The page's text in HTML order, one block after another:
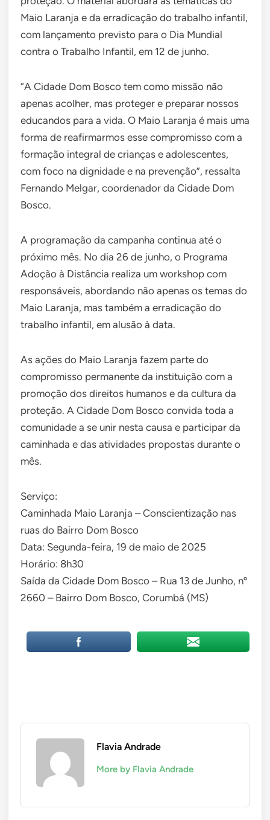
Maio Laranja e da erradicação do trabalho infantil,
com lançamento previsto para o Dia Mundial
contra o Trabalho Infantil, em 12 de junho.
“A Cidade Dom Bosco tem como missão não
apenas acolher, mas proteger e preparar nossos
educandos para a vida. O Maio Laranja é mais uma
forma de reafirmarmos esse compromisso com a
formação integral de crianças e adolescentes,
com foco na dignidade e na prevenção”, ressalta
Fernando Melgar, coordenador da Cidade Dom
Bosco.
A programação da campanha continua até o
próximo mês. No dia 26 de junho, o Programa
Adoção à Distância realiza um workshop com
responsáveis, abordando não apenas os temas do
Maio Laranja, mas também a erradicação do
trabalho infantil, em alusão à data.
As ações do Maio Laranja fazem parte do
compromisso permanente da instituição com a
promoção dos direitos humanos e da cultura da
proteção. A Cidade Dom Bosco convida toda a
comunidade a se unir nesta causa e participar da
caminhada e das atividades propostas durante o
mês.
Serviço:
Caminhada Maio Laranja – Conscientização nas
ruas do Bairro Dom Bosco
Data: Segunda-feira, 19 de maio de 2025
Horário: 8h30
Saída da Cidade Dom Bosco – Rua 13 de Junho, nº
2660 – Bairro Dom Bosco, Corumbá (MS)
Flavia Andrade
More by Flavia Andrade